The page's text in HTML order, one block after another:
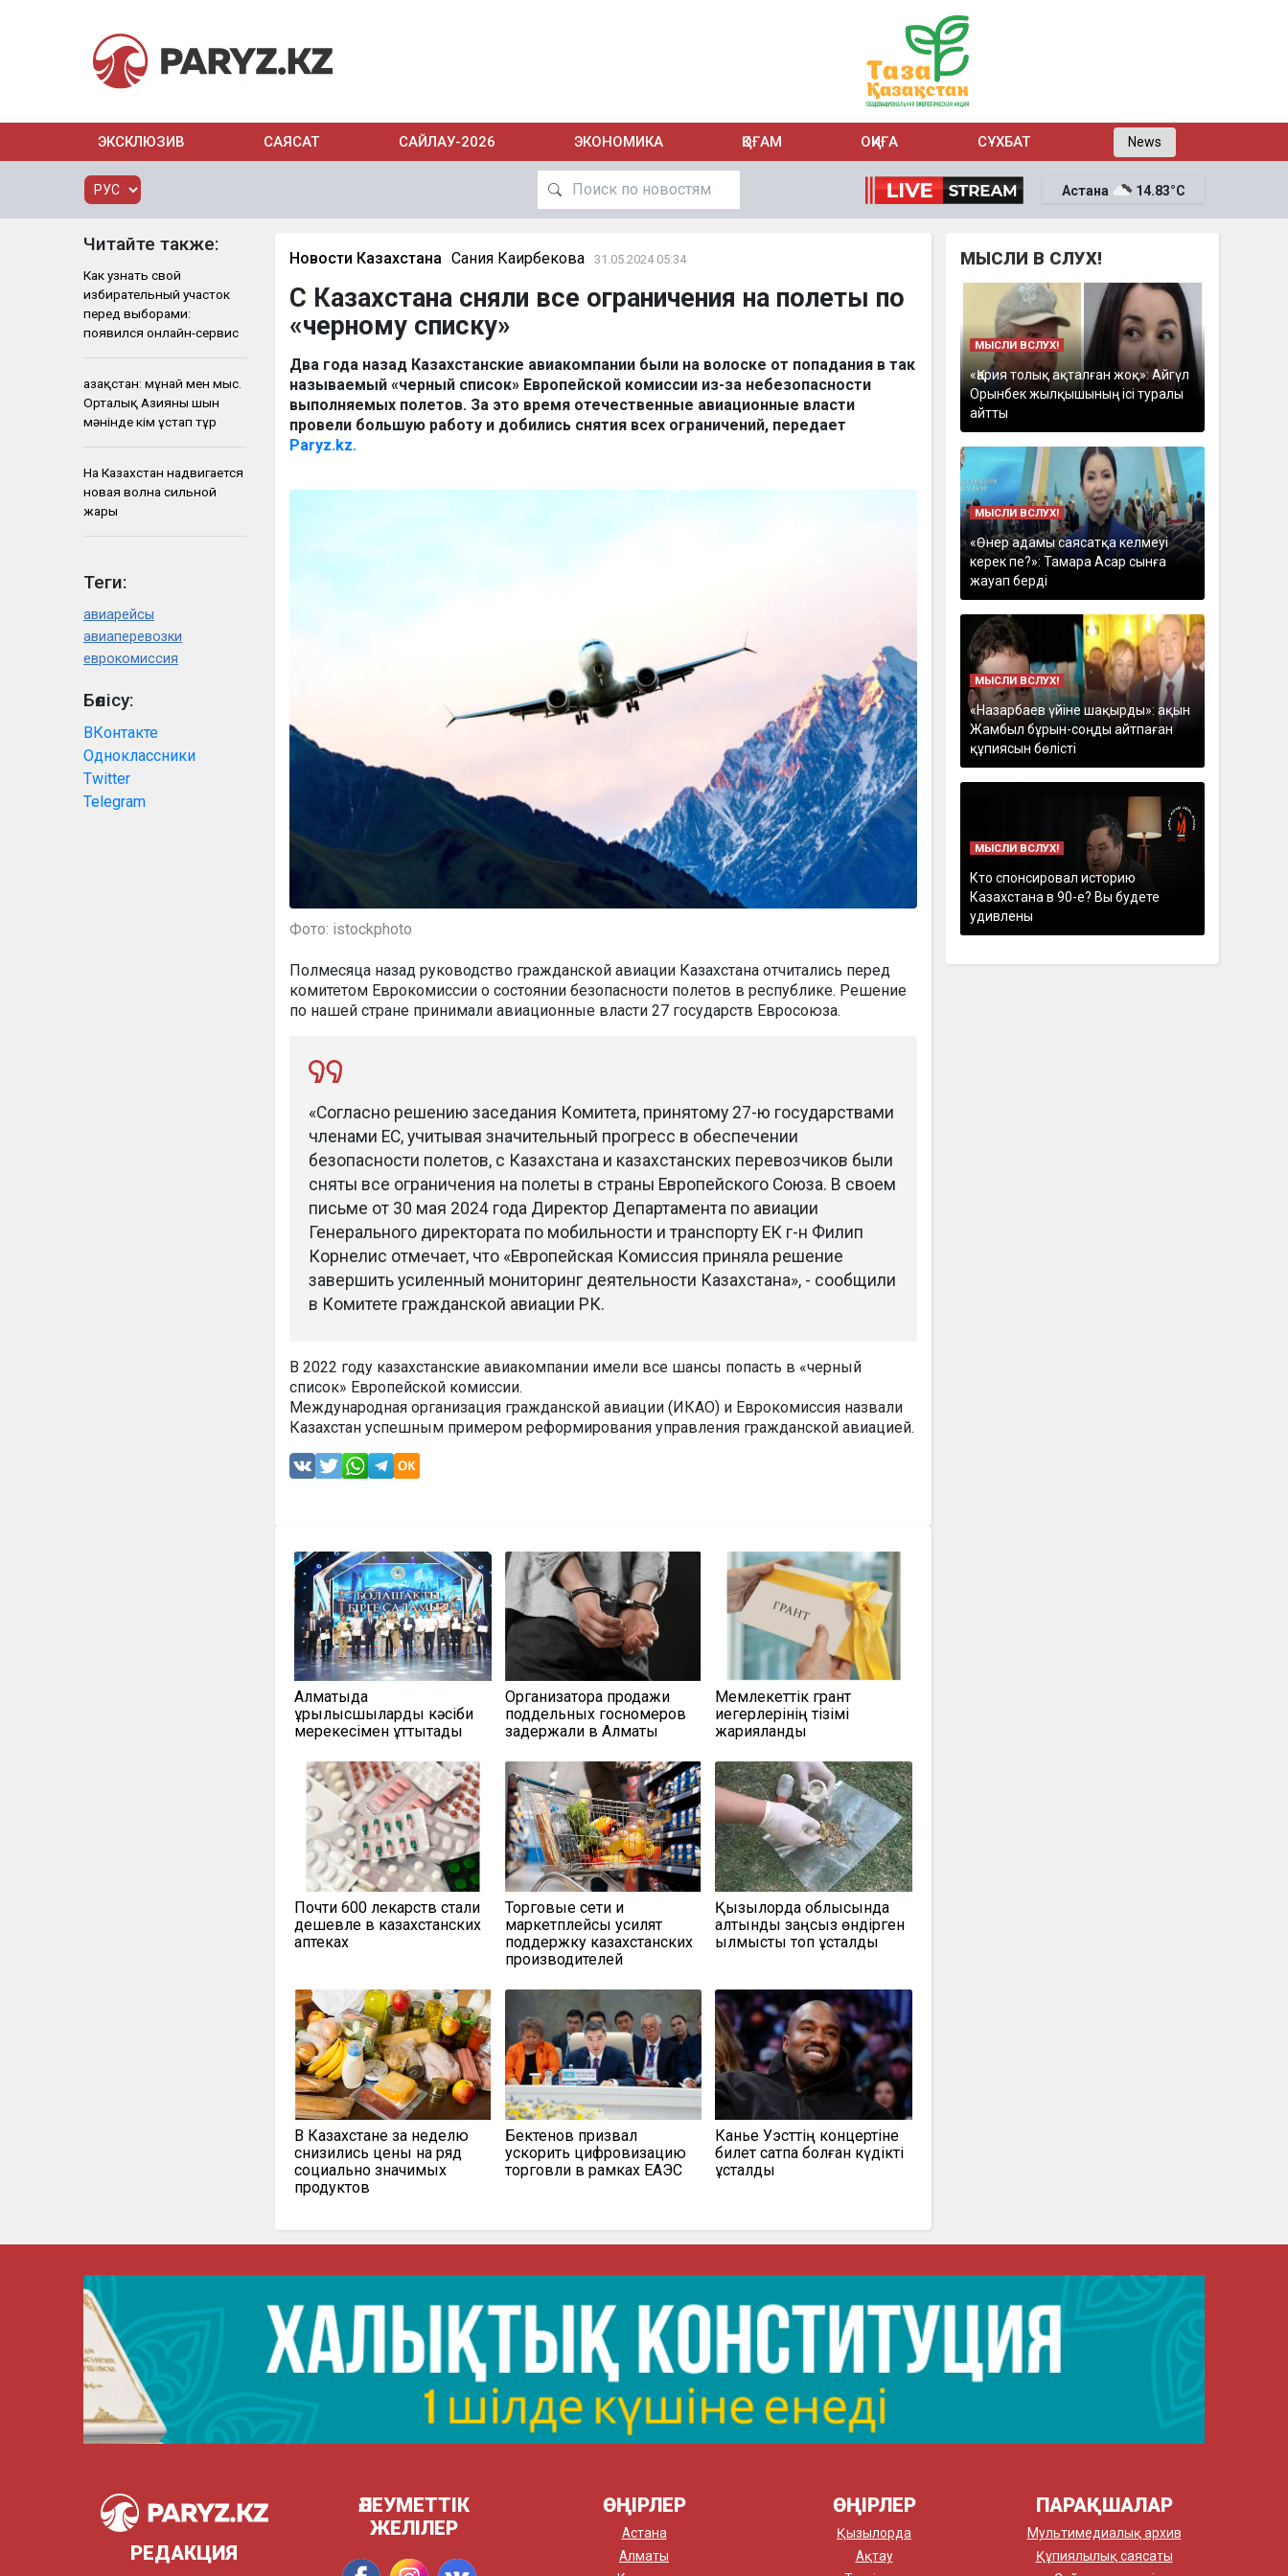
ЭКСКЛЮЗИВ САЯСАТ САЙЛАУ-2026 ЭКОНОМИКА ҚОҒАМ ОҚИҒА СҰХБАТ News
Астана 14.83°C
Читайте также:
Как узнать свой
избирательный участок
перед выборами:
появился онлайн-сервис
Қазақстан: мұнай мен мыс.
Орталық Азияны шын
мәнінде кім ұстап тұр
На Казахстан надвигается
новая волна сильной
жары
Теги:
авиарейсы
авиаперевозки
еврокомиссия
Бөлісу:
ВКонтакте
Одноклассники
Twitter
Telegram
Новости Казахстана Сания Каирбекова 31.05.2024 05:34
С Казахстана сняли все ограничения на полеты по
«черному списку»
Два года назад Казахстанские авиакомпании были на волоске от попадания в так
называемый «черный список» Европейской комиссии из-за небезопасности
выполняемых полетов. За это время отечественные авиационные власти
провели большую работу и добились снятия всех ограничений, передает
Paryz.kz.
Фото: istockphoto
Полмесяца назад руководство гражданской авиации Казахстана отчитались перед
комитетом Еврокомиссии о состоянии безопасности полетов в республике. Решение
по нашей стране принимали авиационные власти 27 государств Евросоюза.
«Согласно решению заседания Комитета, принятому 27-ю государствами
членами ЕС, учитывая значительный прогресс в обеспечении
безопасности полетов, с Казахстана и казахстанских перевозчиков были
сняты все ограничения на полеты в страны Европейского Союза. В своем
письме от 30 мая 2024 года Директор Департамента по авиации
Генерального директората по мобильности и транспорту ЕК г-н Филип
Корнелис отмечает, что «Европейская Комиссия приняла решение
завершить усиленный мониторинг деятельности Казахстана», - сообщили
в Комитете гражданской авиации РК.
В 2022 году казахстанские авиакомпании имели все шансы попасть в «черный
список» Европейской комиссии.
Международная организация гражданской авиации (ИКАО) и Еврокомиссия назвали
Казахстан успешным примером реформирования управления гражданской авиацией.
Алматыда
құрылысшыларды кәсіби
мерекесімен құттықтады
Организатора продажи
поддельных госномеров
задержали в Алматы
Мемлекеттік грант
иегерлерінің тізімі
жарияланды
Почти 600 лекарств стали
дешевле в казахстанских
аптеках
Торговые сети и
маркетплейсы усилят
поддержку казахстанских
производителей
Қызылорда облысында
алтынды заңсыз өндірген
қылмыстық топ ұсталды
В Казахстане за неделю
снизились цены на ряд
социально значимых
продуктов
Бектенов призвал
ускорить цифровизацию
торговли в рамках ЕАЭС
Канье Уэсттің концертіне
билет сатпақ болған күдікті
ұсталды
МЫСЛИ В СЛУХ!
МЫСЛИ ВСЛУХ!
«Қария толық ақталған жоқ»: Айгүл
Орынбек жылқышының ісі туралы
айтты
МЫСЛИ ВСЛУХ!
«Өнер адамы саясатқа келмеуі
керек пе?»: Тамара Асар сынға
жауап берді
МЫСЛИ ВСЛУХ!
«Назарбаев үйіне шақырды»: ақын
Жамбыл бұрын-соңды айтпаған
құпиясын бөлісті
МЫСЛИ ВСЛУХ!
Кто спонсировал историю
Казахстана в 90-е? Вы будете
удивлены
РЕДАКЦИЯ
ӘЛЕУМЕТТІК
ЖЕЛІЛЕР
ӨҢІРЛЕР
Астана
Алматы
ӨҢІРЛЕР
Қызылорда
Ақтау
ПАРАҚШАЛАР
Мультимедиалық архив
Құпиялылық саясаты